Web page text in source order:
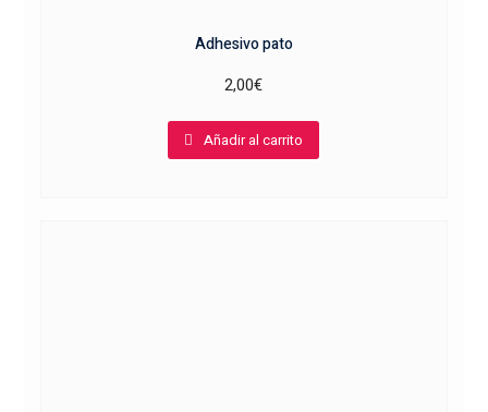
Adhesivo pato
2,00€
Añadir al carrito